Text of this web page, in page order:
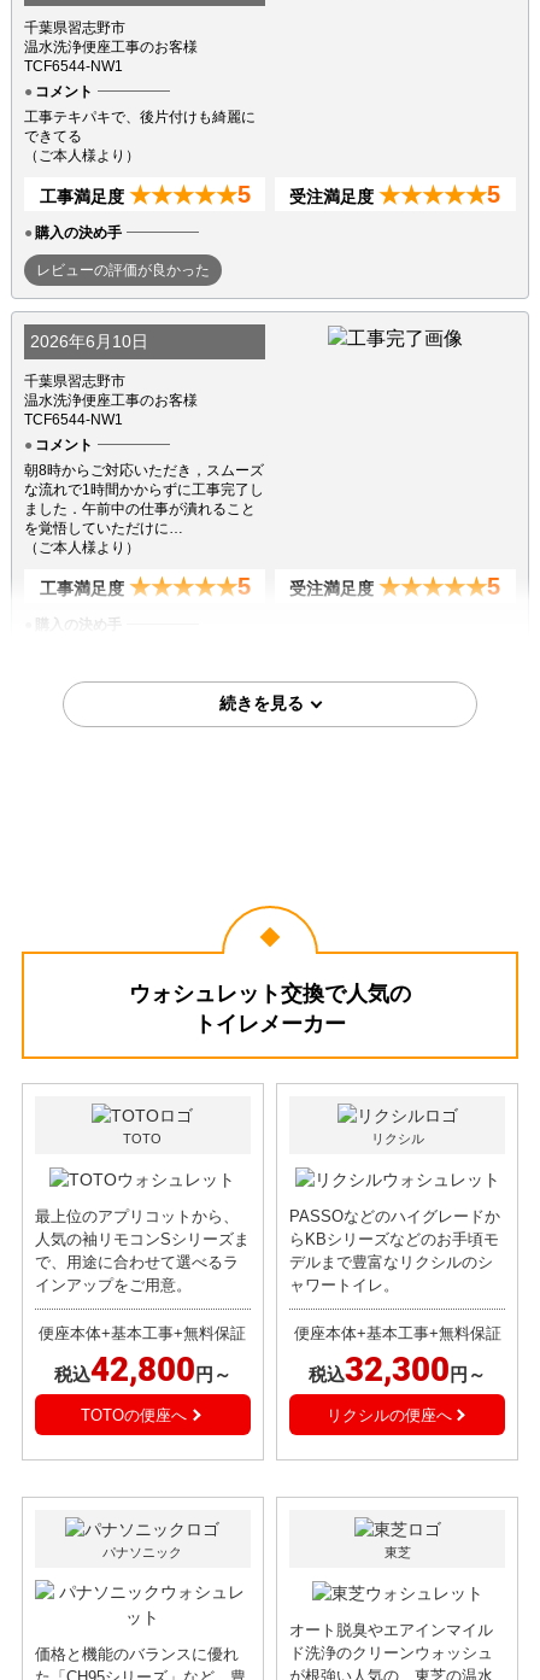
千葉県習志野市
温水洗浄便座工事のお客様
TCF6544-NW1
コメント
工事テキパキで、後片付けも綺麗に
できてる
（ご本人様より）
工事満足度 ★★★★★5 受注満足度 ★★★★★5
購入の決め手
レビューの評価が良かった
2026年6月10日
千葉県習志野市
温水洗浄便座工事のお客様
TCF6544-NW1
コメント
朝8時からご対応いただき，スムーズ
な流れで1時間かからずに工事完了し
ました．午前中の仕事が潰れること
を覚悟していただけに…
（ご本人様より）
工事満足度 ★★★★★5 受注満足度 ★★★★★5
購入の決め手
2026年6月6日
★★★★★ 受注満足度
価格が安かった
工事に安心感を感じた
ウォシュレット交換で人気の
トイレメーカー
TOTO
最上位のアプリコットから、
人気の袖リモコンSシリーズま
で、用途に合わせて選べるラ
インアップをご用意。
便座本体+基本工事+無料保証
税込42,800 円～
TOTOの便座へ
リクシル
PASSOなどのハイグレードか
らKBシリーズなどのお手頃モ
デルまで豊富なリクシルのシ
ャワートイレ。
便座本体+基本工事+無料保証
税込32,300 円～
リクシルの便座へ
パナソニック
価格と機能のバランスに優れ
東芝
オート脱臭やエアインマイル
ド洗浄のクリーンウォッシュ
が根強い人気の、東芝の温水